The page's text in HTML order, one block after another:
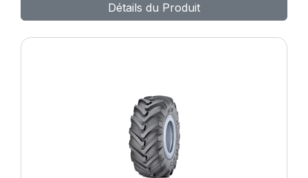
Détails du Produit